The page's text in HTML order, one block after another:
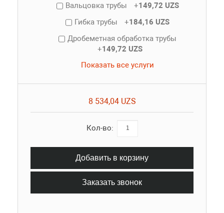
Вальцовка трубы
+149,72 UZS
Гибка трубы
+184,16 UZS
Дробеметная обработка трубы
+149,72 UZS
Показать все услуги
8 534,04 UZS
Кол-во:
Добавить в корзину
Заказать звонок